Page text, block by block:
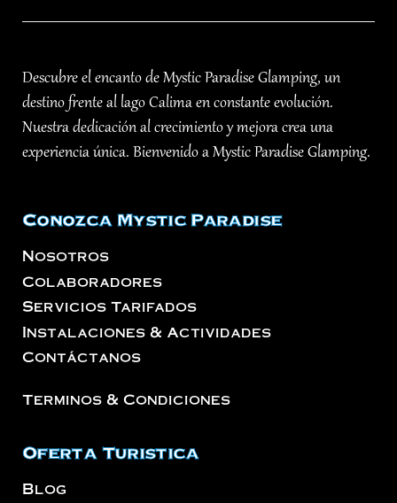
Descubre el encanto de Mystic Paradise Glamping, un
destino frente al lago Calima en constante evolución.
Nuestra dedicación al crecimiento y mejora crea una
experiencia única. Bienvenido a Mystic Paradise Glamping.
Conozca Mystic Paradise
Nosotros
Colaboradores
Servicios Tarifados
Instalaciones & Actividades
Contáctanos
Terminos & Condiciones
Oferta Turistica
Blog